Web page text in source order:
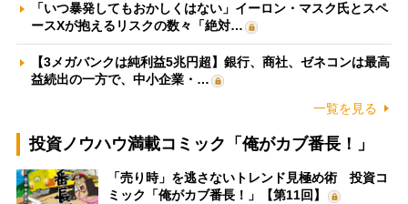
「いつ暴発してもおかしくはない」イーロン・マスク氏とスペ
ースXが抱えるリスクの数々「絶対…
【3メガバンクは純利益5兆円超】銀行、商社、ゼネコンは最高
益続出の一方で、中小企業・…
一覧を見る
投資ノウハウ満載コミック「俺がカブ番長！」
「売り時」を逃さないトレンド見極め術 投資コ
ミック「俺がカブ番長！」【第11回】